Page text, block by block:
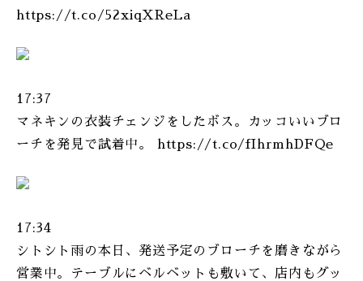
https://t.co/52xiqXReLa
17:37
マネキンの衣装チェンジをしたボス。カッコいいブロ
ーチを発見で試着中。 https://t.co/fIhrmhDFQe
17:34
シトシト雨の本日、発送予定のブローチを磨きながら
営業中。テーブルにベルベットも敷いて、店内もグッ